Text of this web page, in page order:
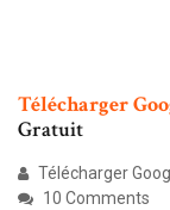
Télécharger
Gratuit
Télécharger
10 Comments